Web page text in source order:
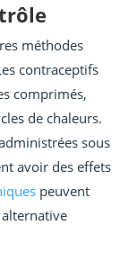
méthodes
contraceptifs
comprimés,
de chaleurs.
sous
avoir des effets
peuvent